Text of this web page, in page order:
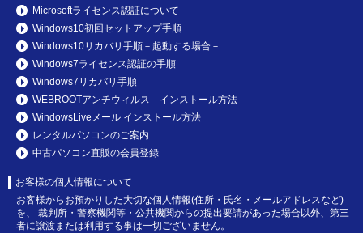
Microsoftライセンス認証について
Windows10初回セットアップ手順
Windows10リカバリ手順－起動する場合－
Windows7ライセンス認証の手順
Windows7リカバリ手順
WEBROOTアンチウィルス インストール方法
WindowsLiveメール インストール方法
レンタルパソコンのご案内
中古パソコン直販の会員登録
お客様の個人情報について
お客様からお預かりした大切な個人情報(住所・氏名・メールアドレスなど)
を、 裁判所・警察機関等・公共機関からの提出要請があった場合以外、第三
者に譲渡または利用する事は一切ございません。